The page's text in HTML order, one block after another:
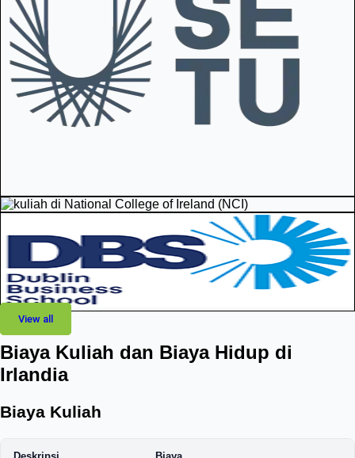
View all
Biaya Kuliah dan Biaya Hidup di
Irlandia
Biaya Kuliah